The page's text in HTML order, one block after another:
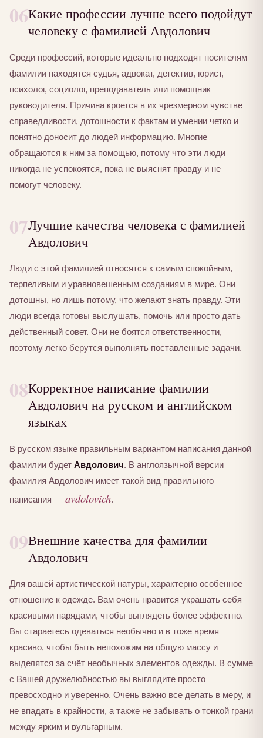
06Какие профессии лучше всего подойдут
человеку с фамилией Авдолович
Среди профессий, которые идеально подходят носителям
фамилии находятся судья, адвокат, детектив, юрист,
психолог, социолог, преподаватель или помощник
руководителя. Причина кроется в их чрезмерном чувстве
справедливости, дотошности к фактам и умении четко и
понятно доносит до людей информацию. Многие
обращаются к ним за помощью, потому что эти люди
никогда не успокоятся, пока не выяснят правду и не
помогут человеку.
07Лучшие качества человека с фамилией
Авдолович
Люди с этой фамилией относятся к самым спокойным,
терпеливым и уравновешенным созданиям в мире. Они
дотошны, но лишь потому, что желают знать правду. Эти
люди всегда готовы выслушать, помочь или просто дать
действенный совет. Они не боятся ответственности,
поэтому легко берутся выполнять поставленные задачи.
08Корректное написание фамилии
Авдолович на русском и английском
языках
В русском языке правильным вариантом написания данной
фамилии будет Авдолович. В англоязычной версии
фамилия Авдолович имеет такой вид правильного
написания — avdolovich.
09Внешние качества для фамилии
Авдолович
Для вашей артистической натуры, характерно особенное
отношение к одежде. Вам очень нравится украшать себя
красивыми нарядами, чтобы выглядеть более эффектно.
Вы стараетесь одеваться необычно и в тоже время
красиво, чтобы быть непохожим на общую массу и
выделятся за счёт необычных элементов одежды. В сумме
с Вашей дружелюбностью вы выглядите просто
превосходно и уверенно. Очень важно все делать в меру, и
не впадать в крайности, а также не забывать о тонкой грани
между ярким и вульгарным.